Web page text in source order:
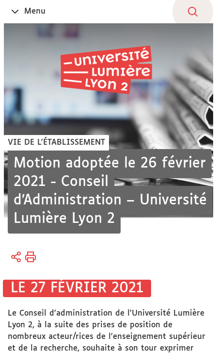
Ouvrir
le
Menu
VIE DE L'ÉTABLISSEMENT
Motion adoptée le 26 février
2021 - Conseil
d’Administration – Université
Lumière Lyon 2
Vous
Accueil
Presse
Médias
LE 27 FÉVRIER 2021
Le Conseil d’administration de l’Université Lumière
Lyon 2, à la suite des prises de position de
nombreux acteur/rices de l’enseignement supérieur
et de la recherche, souhaite à son tour exprimer